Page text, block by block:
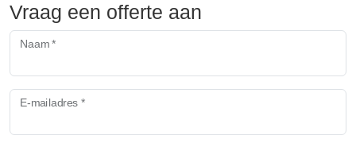
Vraag een offerte aan
Naam *
E-mailadres *